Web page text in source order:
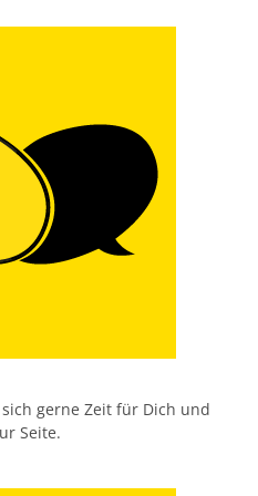
gerne Zeit für Dich und
Seite.